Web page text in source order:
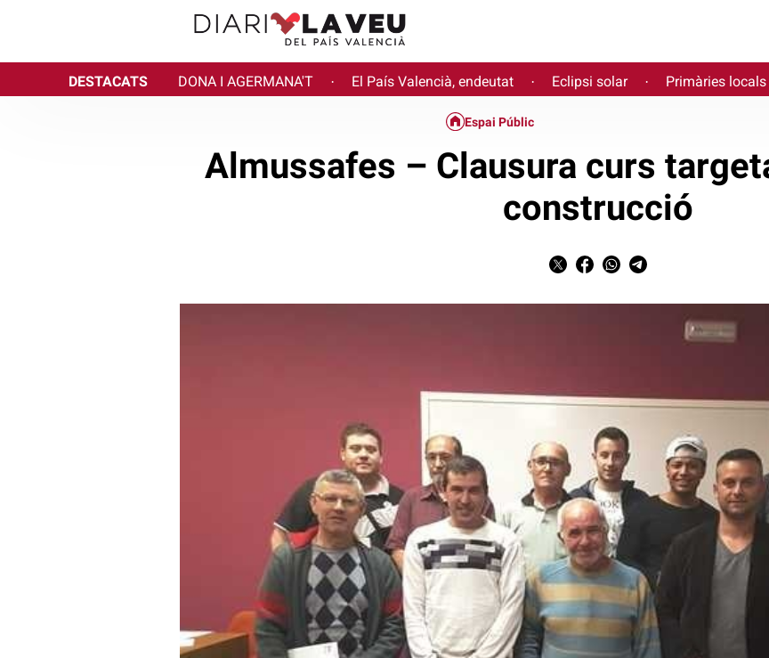
DESTACATS DONA I AGERMANA'T · El País Valencià, endeutat · Eclipsi solar · Primàries locals
Espai Públic
Almussafes – Clausura curs
construcció